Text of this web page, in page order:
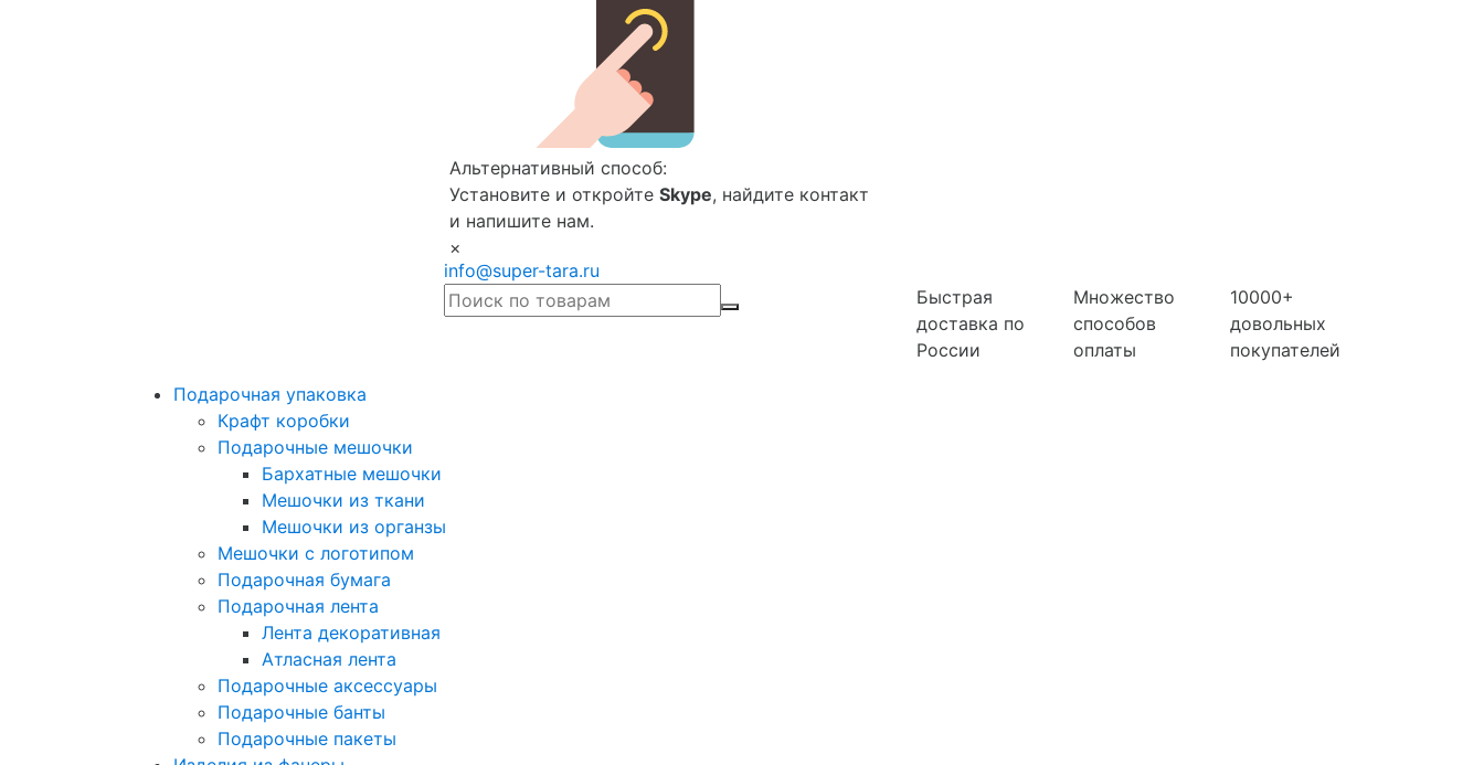
Альтернативный способ:
Установите и откройте Skype, найдите контакт
и напишите нам.
×
info@super-tara.ru
Быстрая
доставка по
России
Множество
способов
оплаты
10000+
довольных
покупателей
Подарочная упаковка
Крафт коробки
Подарочные мешочки
Бархатные мешочки
Мешочки из ткани
Мешочки из органзы
Мешочки с логотипом
Подарочная бумага
Подарочная лента
Лента декоративная
Атласная лента
Подарочные аксессуары
Подарочные банты
Подарочные пакеты